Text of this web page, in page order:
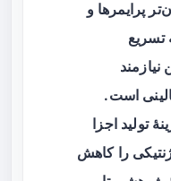
پرایمرها و
تسریع
است.
تولید اجزا
را کاهش